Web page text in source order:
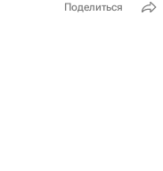
Поделиться